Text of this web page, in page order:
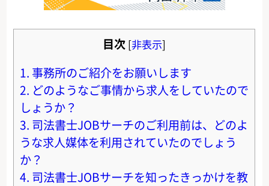
目次 [非表示]
1. 事務所のご紹介をお願いします
2. どのようなご事情から求人をしていたので
しょうか？
3. 司法書士JOBサーチのご利用前は、どのよ
うな求人媒体を利用されていたのでしょう
か？
4. 司法書士JOBサーチを知ったきっかけを教